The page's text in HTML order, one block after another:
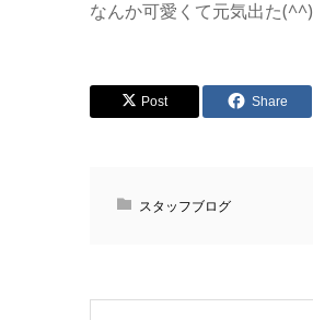
なんか可愛くて元気出た(^^)
Post Share
スタッフブログ